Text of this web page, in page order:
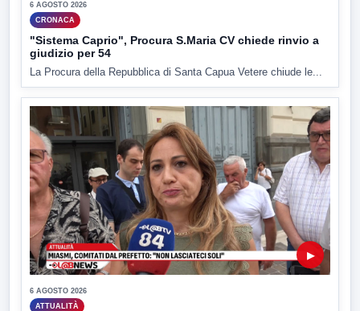
6 AGOSTO 2026
CRONACA
"Sistema Caprio", Procura S.Maria CV chiede rinvio a
giudizio per 54
La Procura della Repubblica di Santa Capua Vetere chiude le...
▶
6 AGOSTO 2026
ATTUALITÀ